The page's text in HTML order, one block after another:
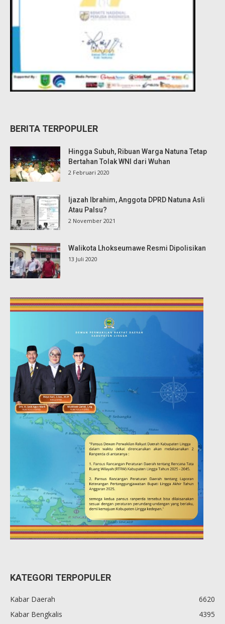
BERITA TERPOPULER
Hingga Subuh, Ribuan Warga Natuna Tetap
Bertahan Tolak WNI dari Wuhan
2 Februari 2020
Ijazah Ibrahim, Anggota DPRD Natuna Asli
Atau Palsu?
2 November 2021
Walikota Lhokseumawe Resmi Dipolisikan
13 Juli 2020
KATEGORI TERPOPULER
Kabar Daerah
6620
Kabar Bengkalis
4395